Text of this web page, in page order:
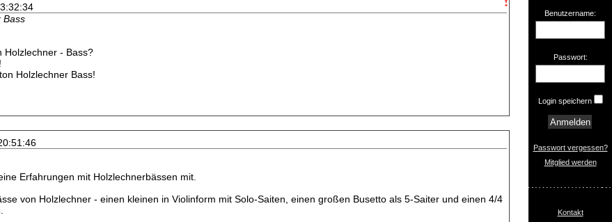
Benutzername:
Passwort:
Login speichern
Passwort vergessen?
Mitglied werden
Kontakt
Bass
Holzlechner - Bass?
Holzlechner Bass!
Erfahrungen mit Holzlechnerbässen mit.
von Holzlechner - einen kleinen in Violinform mit Solo-Saiten, einen großen Busetto als 5-Saiter und einen 4/4